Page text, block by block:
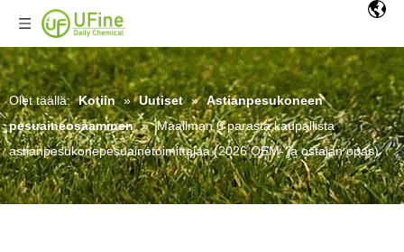
Olet täällä: Kotiin » Uutiset » Astianpesukoneen
pesuaineosaaminen » Maailman 6 parasta kaupallista
astianpesukonepesuainetoimittajaa (2026 OEM- ja ostajan opas)